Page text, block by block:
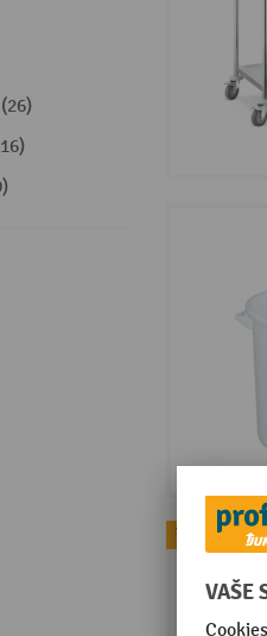
Topseller